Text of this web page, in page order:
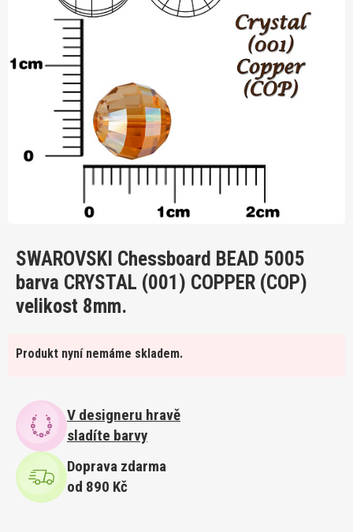
SWAROVSKI Chessboard BEAD 5005
barva CRYSTAL (001) COPPER (COP)
velikost 8mm.
Produkt nyní nemáme skladem.
V designeru hravě
sladíte barvy
Doprava zdarma
od 890 Kč